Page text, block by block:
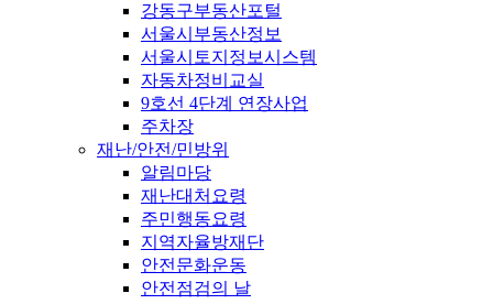
강동구부동산포털
서울시부동산정보
서울시토지정보시스템
자동차정비교실
9호선 4단계 연장사업
주차장
재난/안전/민방위
알림마당
재난대처요령
주민행동요령
지역자율방재단
안전문화운동
안전점검의 날